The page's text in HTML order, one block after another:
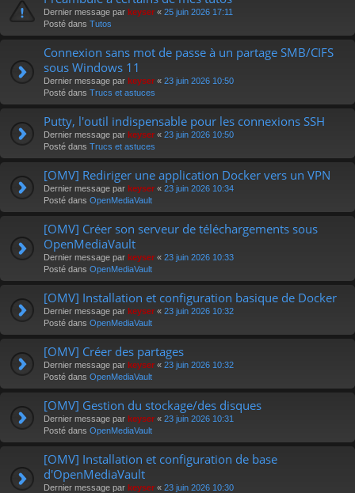
Dernier message par keyser « 25 juin 2026 17:11
Posté dans Tutos
Connexion sans mot de passe à un partage SMB/CIFS
sous Windows 11
Dernier message par keyser « 23 juin 2026 10:50
Posté dans Trucs et astuces
Putty, l'outil indispensable pour les connexions SSH
Dernier message par keyser « 23 juin 2026 10:50
Posté dans Trucs et astuces
[OMV] Rediriger une application Docker vers un VPN
Dernier message par keyser « 23 juin 2026 10:34
Posté dans OpenMediaVault
[OMV] Créer son serveur de téléchargements sous
OpenMediaVault
Dernier message par keyser « 23 juin 2026 10:33
Posté dans OpenMediaVault
[OMV] Installation et configuration basique de Docker
Dernier message par keyser « 23 juin 2026 10:32
Posté dans OpenMediaVault
[OMV] Créer des partages
Dernier message par keyser « 23 juin 2026 10:32
Posté dans OpenMediaVault
[OMV] Gestion du stockage/des disques
Dernier message par keyser « 23 juin 2026 10:31
Posté dans OpenMediaVault
[OMV] Installation et configuration de base
d'OpenMediaVault
Dernier message par keyser « 23 juin 2026 10:30